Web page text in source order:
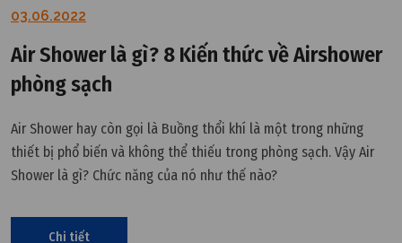
03.06.2022
Air Shower là gì? 8 Kiến thức về Airshower
phòng sạch
Air Shower hay còn gọi là Buồng thổi khí là một trong những
thiết bị phổ biến và không thể thiếu trong phòng sạch. Vậy Air
Shower là gì? Chức năng của nó như thế nào?
Chi tiết